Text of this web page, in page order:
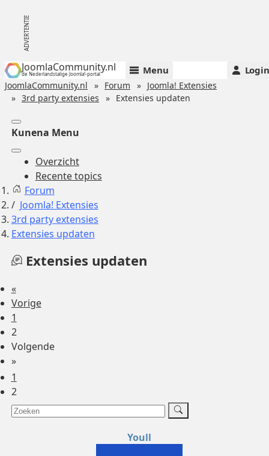
JoomlaCommunity.nl
de Nederlandstalige Joomla!-portal Menu Login
JoomlaCommunity.nl Forum
Joomla! Extensies
3rd party extensies
Extensies updaten
Kunena Menu
Overzicht
Recente topics
Forum
Joomla! Extensies
3rd party extensies
Extensies updaten
Extensies updaten
«
Vorige
1
2
Volgende
»
1
2
Youll